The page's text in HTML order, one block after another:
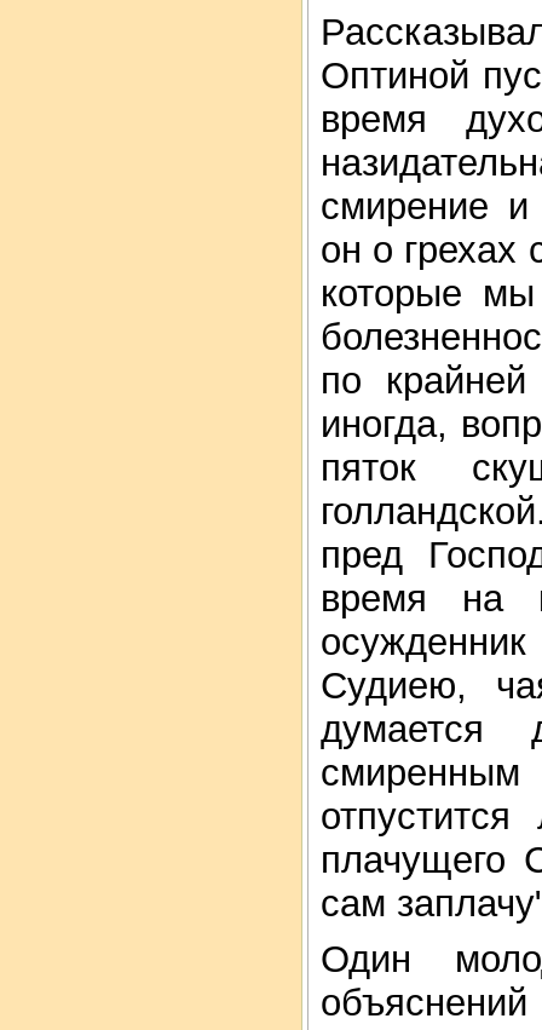
Оптиной
время
смирение и
он о грехах
которые
по
иногда,
пяток
пред
время на
Судиею,
думается
смиренным
плачущего
сам
Один